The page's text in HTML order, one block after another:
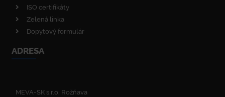
ISO certifikáty
Zelená linka
Dopytový formulár
ADRESA
MEVA-SK s.r.o. Rožňava